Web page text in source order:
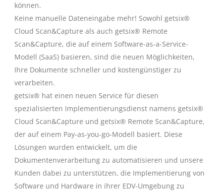
können.
Keine manuelle Dateneingabe mehr! Sowohl getsix®
Cloud Scan&Capture als auch getsix® Remote
Scan&Capture, die auf einem Software-as-a-Service-
Modell (SaaS) basieren, sind die neuen Möglichkeiten,
Ihre Dokumente schneller und kostengünstiger zu
verarbeiten.
getsix® hat einen neuen Service für diesen
spezialisierten Implementierungsdienst namens getsix®
Cloud Scan&Capture und getsix® Remote Scan&Capture,
der auf einem Pay-as-you-go-Modell basiert. Diese
Lösungen wurden entwickelt, um die
Dokumentenverarbeitung zu automatisieren und unsere
Kunden dabei zu unterstützen, die Implementierung von
Software und Hardware in ihrer EDV-Umgebung zu